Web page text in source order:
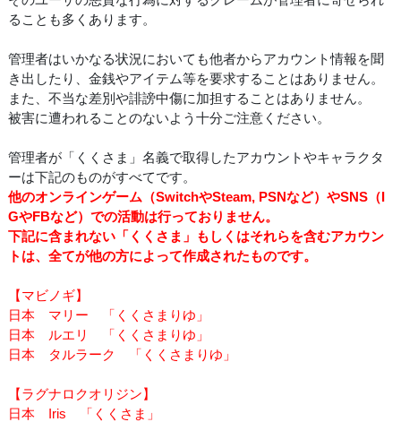
ることも多くあります。
管理者はいかなる状況においても他者からアカウント情報を聞
き出したり、金銭やアイテム等を要求することはありません。
また、不当な差別や誹謗中傷に加担することはありません。
被害に遭われることのないよう十分ご注意ください。
管理者が「くくさま」名義で取得したアカウントやキャラクタ
ーは下記のものがすべてです。
他のオンラインゲーム（SwitchやSteam, PSNなど）やSNS（I
GやFBなど）での活動は行っておりません。
下記に含まれない「くくさま」もしくはそれらを含むアカウン
トは、全てが他の方によって作成されたものです。
【マビノギ】
日本 マリー 「くくさまりゆ」
日本 ルエリ 「くくさまりゆ」
日本 タルラーク 「くくさまりゆ」
【ラグナロクオリジン】
日本 Iris 「くくさま」